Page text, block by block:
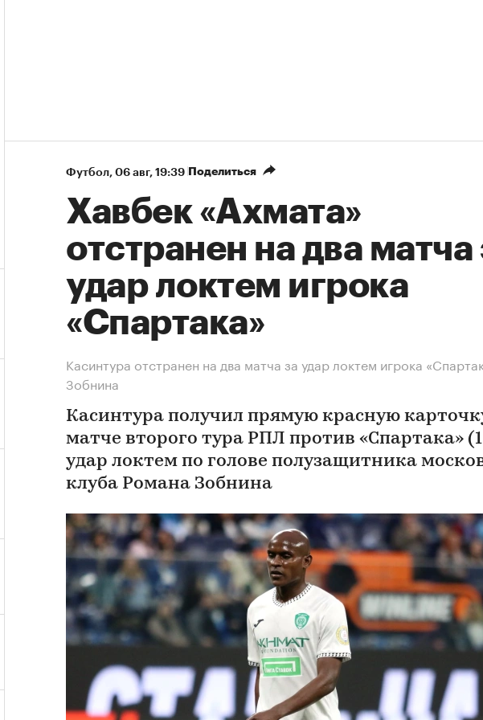
Футбол⁠, 06 авг, 19:39 Поделиться
Хавбек «Ахмата»
отстранен на два матча
удар локтем игрока
«Спартака»
Касинтура отстранен на два матча за удар локтем игрока
Зобнина
Касинтура получил прямую красную
матче второго тура РПЛ против «Спартака»
удар локтем по голове полузащитника
клуба Романа Зобнина